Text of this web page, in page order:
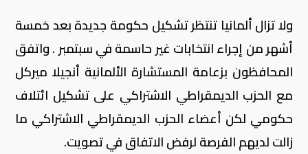
ولا تزال ألمانيا تنتظر تشكيل حكومة جديدة بعد خمسة
أشهر من إجراء انتخابات غير حاسمة في سبتمبر . واتفق
المحافظون بزعامة المستشارة الألمانية أنجيلا ميركل
مع الحزب الديمقراطي الاشتراكي على تشكيل ائتلاف
حكومي لكن أعضاء الحزب الديمقراطي الاشتراكي ما
زالت لديهم الفرصة لرفض الاتفاق في تصويت.